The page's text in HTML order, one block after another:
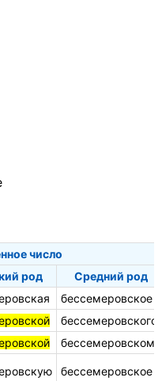
число
род
Средний род
бессемеровское
бессемеровского
бессемеровскому
бессемеровское